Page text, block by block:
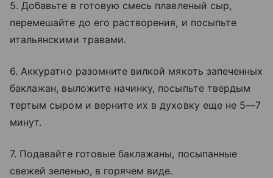
5. Добавьте в готовую смесь плавленый сыр,
перемешайте до его растворения, и посыпьте
итальянскими травами.
6. Аккуратно разомните вилкой мякоть запеченных
баклажан, выложите начинку, посыпьте твердым
тертым сыром и верните их в духовку еще не 5—7
минут.
7. Подавайте готовые баклажаны, посыпанные
свежей зеленью, в горячем виде.